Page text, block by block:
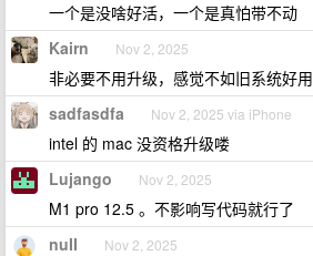
一个是没啥好活，一个是真怕带不动
Kairn Nov 2, 2025
非必要不用升级，感觉不如旧系统好用
sadfasdfa Nov 2, 2025 via iPhone
intel 的 mac 没资格升级喽
Lujango Nov 2, 2025
M1 pro 12.5 。不影响写代码就行了
nuII Nov 2, 2025